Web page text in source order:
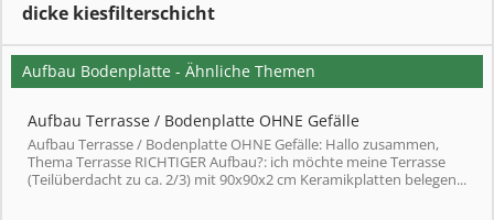
dicke kiesfilterschicht
Aufbau Bodenplatte - Ähnliche Themen
Aufbau Terrasse / Bodenplatte OHNE Gefälle
Aufbau Terrasse / Bodenplatte OHNE Gefälle: Hallo zusammen,
Thema Terrasse RICHTIGER Aufbau?: ich möchte meine Terrasse
(Teilüberdacht zu ca. 2/3) mit 90x90x2 cm Keramikplatten belegen...